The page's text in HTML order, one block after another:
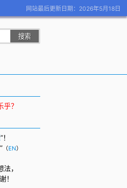
网站最后更新日期：2026年5月18日
？
”！
” （EN）
，
！